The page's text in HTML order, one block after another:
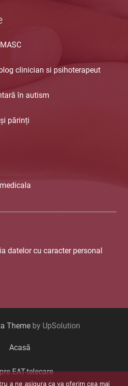
clinician si psihoterapeut
în autism
părinți
datelor cu caracter personal
Theme by UpSolution
Acasă
EAT-telecare
a ne asigura ca va oferim cea mai